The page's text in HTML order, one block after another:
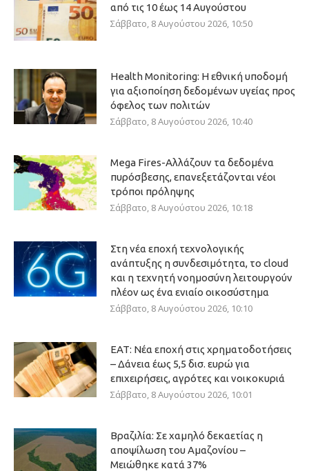
από τις 10 έως 14 Αυγούστου
Σάββατο, 8 Αυγούστου 2026, 10:50
Health Monitoring: Η εθνική υποδομή
για αξιοποίηση δεδομένων υγείας προς
όφελος των πολιτών
Σάββατο, 8 Αυγούστου 2026, 10:40
Mega Fires-Αλλάζουν τα δεδομένα
πυρόσβεσης, επανεξετάζονται νέοι
τρόποι πρόληψης
Σάββατο, 8 Αυγούστου 2026, 10:18
Στη νέα εποχή τεχνολογικής
ανάπτυξης η συνδεσιμότητα, το cloud
και η τεχνητή νοημοσύνη λειτουργούν
πλέον ως ένα ενιαίο οικοσύστημα
Σάββατο, 8 Αυγούστου 2026, 10:10
ΕΑΤ: Νέα εποχή στις χρηματοδοτήσεις
– Δάνεια έως 5,5 δισ. ευρώ για
επιχειρήσεις, αγρότες και νοικοκυριά
Σάββατο, 8 Αυγούστου 2026, 10:01
Βραζιλία: Σε χαμηλό δεκαετίας η
αποψίλωση του Αμαζονίου –
Μειώθηκε κατά 37%